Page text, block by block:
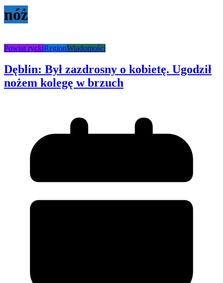
nóż
Powiat ryckiRegionWiadomości
Dęblin: Był zazdrosny o kobietę. Ugodził
nożem kolegę w brzuch